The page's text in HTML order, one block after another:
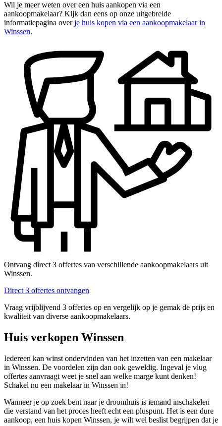
Wil je meer weten over een huis aankopen via een
aankoopmakelaar? Kijk dan eens op onze uitgebreide
informatiepagina overje huis kopen via een aankoopmakelaar in
Winssen.
Ontvang direct 3 offertes van verschillende aankoopmakelaars uit
Winssen.
Direct 3 offertes ontvangen
Vraag vrijblijvend 3 offertes op en vergelijk op je gemak de prijs en
kwaliteit van diverse aankoopmakelaars.
Huis verkopen Winssen
Iedereen kan winst ondervinden van het inzetten van een makelaar
in Winssen. De voordelen zijn dan ook geweldig. Ingeval je vlug
offertes aanvraagt weet je snel aan welke marge kunt denken!
Schakel nu een makelaar in Winssen in!
Wanneer je op zoek bent naar je droomhuis is iemand inschakelen
die verstand van het proces heeft echt een pluspunt. Het is een dure
aankoop, een huis kopen Winssen, je wilt wel beslist begrijpen dat je